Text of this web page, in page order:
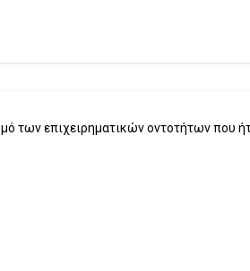
των επιχειρηματικών οντοτήτων